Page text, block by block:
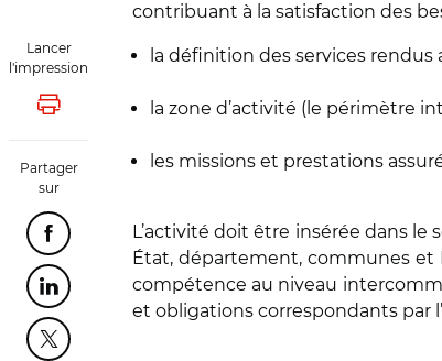
Lancer
l'impression
Lancer l'impression
Partager
sur
Partager cette page sur Facebook
Partager cette page sur Linkedin
Partager cette page sur Twitter
contribuant à la satisfaction des
la définition des services rendus
la zone d’activité (le périmètre
les missions et prestations
L’activité doit être insérée dans
État, département, communes et
compétence au niveau
et obligations correspondants par